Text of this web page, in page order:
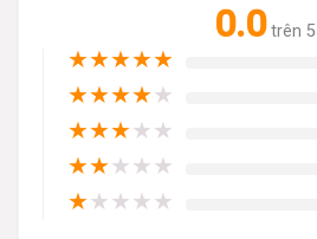
0.0 trên 5
★★★★★
★★★★★
★★★★★
★★★★★
★★★★★